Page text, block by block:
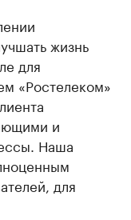
жизнь
для
«Ростелеком»
и
Наша
для